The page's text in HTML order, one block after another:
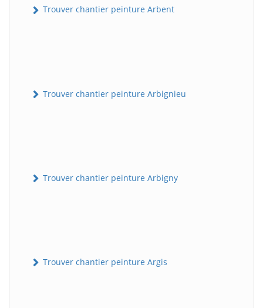
Trouver chantier peinture Arbent
Trouver chantier peinture Arbignieu
Trouver chantier peinture Arbigny
Trouver chantier peinture Argis